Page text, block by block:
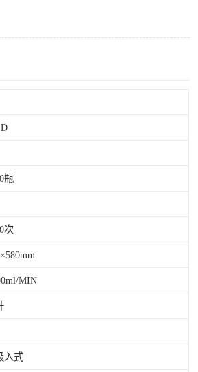
瓶
次
MIN
入式